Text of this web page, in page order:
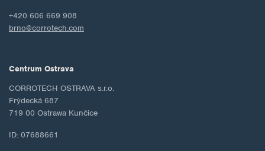
+420 606 669 908
brno@corrotech.com
Centrum Ostrava
CORROTECH OSTRAVA s.r.o.
Frýdecká 687
719 00 Ostrawa Kunčice
ID: 07688661